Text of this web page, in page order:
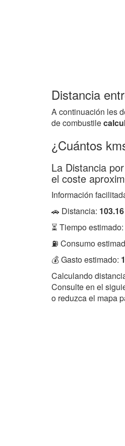
Distancia
A continuación les
de combustile
¿Cuántos
La Distancia
el coste
Información
🚗 Distancia:
⏳ Tiempo estimado:
⛽ Consumo
💰 Gasto estimado:
Calculando
Consulte en el
o reduzca el mapa